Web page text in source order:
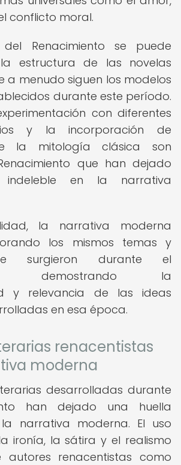
conflicto moral.
Renacimiento se puede
estructura de las novelas
a menudo siguen los modelos
durante este período.
con diferentes
y la incorporación de
la mitología clásica son
que han dejado
en la narrativa
la narrativa moderna
los mismos temas y
surgieron durante el
demostrando la
y relevancia de las ideas
en esa época.
renacentistas
moderna
desarrolladas durante
han dejado una huella
narrativa moderna. El uso
ironía, la sátira y el realismo
renacentistas como